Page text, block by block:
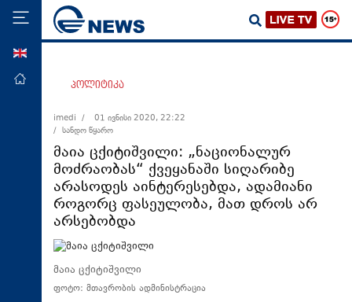
მთავარი
ეკონომიკა
მსოფლიო
ჯანდაცვა
საზოგადოება
რეგიონი
პოლიტიკა
imedi /
01 ივნისი 2020, 22:22
/ სანდო წყარო
მაია ცქიტიშვილი: „ნაციონალურ
მოძრაობას“ ქვეყანაში სიღარიბე
არასოდეს აინტერესებდა, ადამიანი
როგორც ფასეულობა, მათ დროს არ
არსებობდა
მაია ცქიტიშვილი
ფოტო: მთავრობის ადმინისტრაცია